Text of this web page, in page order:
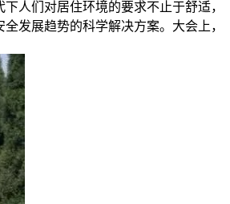
人们对居住环境的要求不止于舒适，
发展趋势的科学解决方案。大会上，